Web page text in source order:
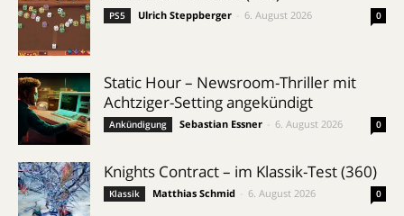
PS5 Ulrich Steppberger 6. August 2026 0
Static Hour – Newsroom-Thriller mit
Achtziger-Setting angekündigt
Ankündigung Sebastian Essner 6. August 2026 0
Knights Contract – im Klassik-Test (360)
Klassik Matthias Schmid 6. August 2026 0